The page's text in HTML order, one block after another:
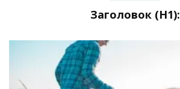
Заголовок (H1):